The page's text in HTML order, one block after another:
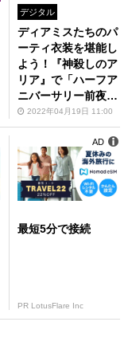
デジタル
ディアミスたちのパ
ーティ衣装を堪能し
よう！『神殺しのア
リア』で「ハーフア
ニバーサリー前夜祭
イベント・Very Ma
ny Party」に挑戦
2022年04月19日 11:00
最短5分で接続
PR LotusFlare Inc
AD